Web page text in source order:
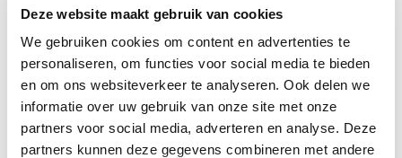
Deze website maakt gebruik van cookies
We gebruiken cookies om content en advertenties te
personaliseren, om functies voor social media te bieden
en om ons websiteverkeer te analyseren. Ook delen we
informatie over uw gebruik van onze site met onze
partners voor social media, adverteren en analyse. Deze
partners kunnen deze gegevens combineren met andere
verwijzen we je graag door naar de website van
krantenbezorgen.nl . Daar kun je je eenvoudig
aanmelden om de krant te bezorgen in Heikant.
We hopen dat je snel aan de slag kunt en wensen
je veel succes! 🚴‍♂️💨